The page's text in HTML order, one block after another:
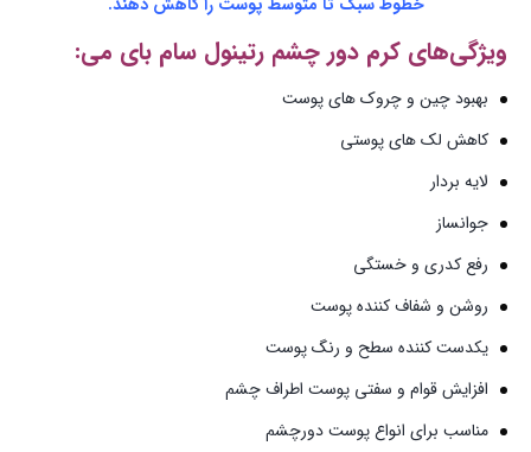
ویژگی‌های کرم دور چشم رتینول سام بای می:
بهبود چین و چروک‌ های پوست
کاهش لک‌ های پوستی
لایه بردار
جوانساز
رفع کدری و خستگی
روشن و شفاف کننده پوست
یکدست کننده سطح و رنگ پوست
افزایش قوام و سفتی پوست اطراف چشم
مناسب برای انواع پوست دورچشم